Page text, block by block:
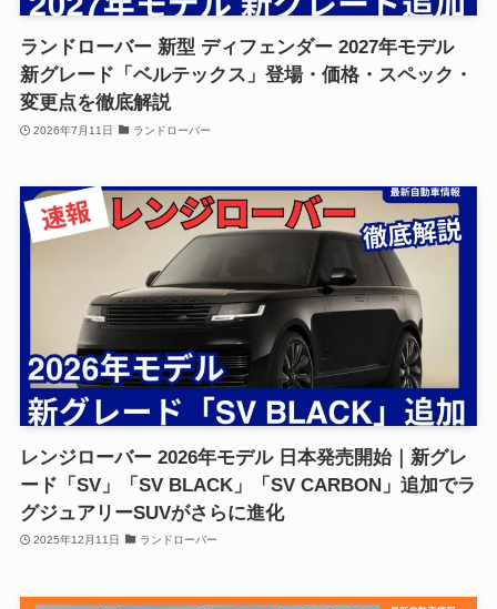
ランドローバー 新型 ディフェンダー 2027年モデル
新グレード「ベルテックス」登場・価格・スペック・
変更点を徹底解説
2026年7月11日 ランドローバー
レンジローバー 2026年モデル 日本発売開始｜新グレ
ード「SV」「SV BLACK」「SV CARBON」追加でラ
グジュアリーSUVがさらに進化
2025年12月11日 ランドローバー